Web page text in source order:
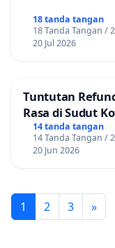
18 tanda tangan
18 Tanda Tangan /
20 Jul 2026
Tuntutan
Rasa di Sudut
14 tanda tangan
14 Tanda Tangan /
20 Jun 2026
1 2 3 »